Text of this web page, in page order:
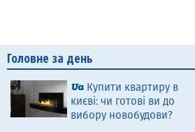
Головне за день
Купити квартиру в
києві: чи готові ви до
вибору новобудови?